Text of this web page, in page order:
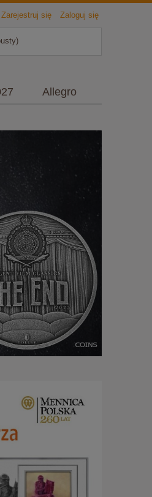
Zarejestruj się Zaloguj się
Allegro